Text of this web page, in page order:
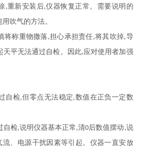
,重新安装后,仪器恢复正常。需要说明的
气的方法。
将称重物撒落,担心承担责任,将其吹掉,导
天平无法通过自检。因此,应对使用者加强
自检,但零点无法稳定,数值在正负一定数
自检,说明仪器基本正常 ,清0后数值摆动 ,说
流、电源干扰因素等引起。仪器一直安放